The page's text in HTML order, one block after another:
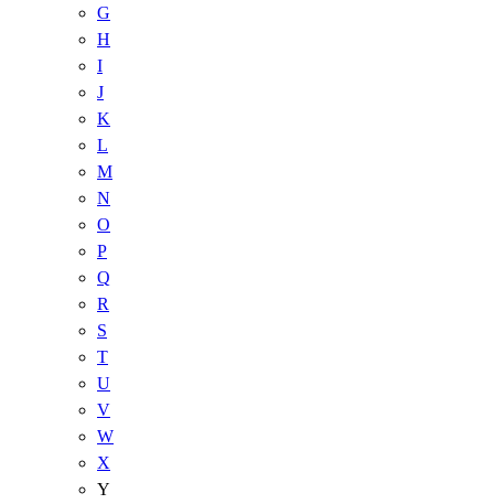
G
H
I
J
K
L
M
N
O
P
Q
R
S
T
U
V
W
X
Y